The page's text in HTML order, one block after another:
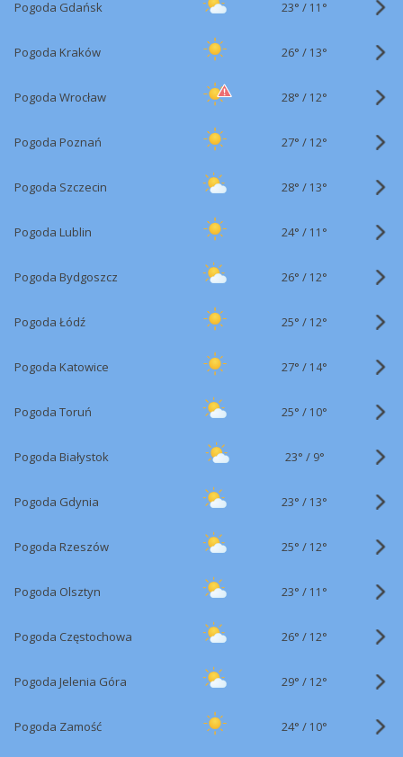
Pogoda Gdańsk 23° / 11°
Pogoda Kraków 26° / 13°
Pogoda Wrocław 28° / 12°
Pogoda Poznań 27° / 12°
Pogoda Szczecin 28° / 13°
Pogoda Lublin 24° / 11°
Pogoda Bydgoszcz 26° / 12°
Pogoda Łódź 25° / 12°
Pogoda Katowice 27° / 14°
Pogoda Toruń 25° / 10°
Pogoda Białystok 23° / 9°
Pogoda Gdynia 23° / 13°
Pogoda Rzeszów 25° / 12°
Pogoda Olsztyn 23° / 11°
Pogoda Częstochowa 26° / 12°
Pogoda Jelenia Góra 29° / 12°
Pogoda Zamość 24° / 10°